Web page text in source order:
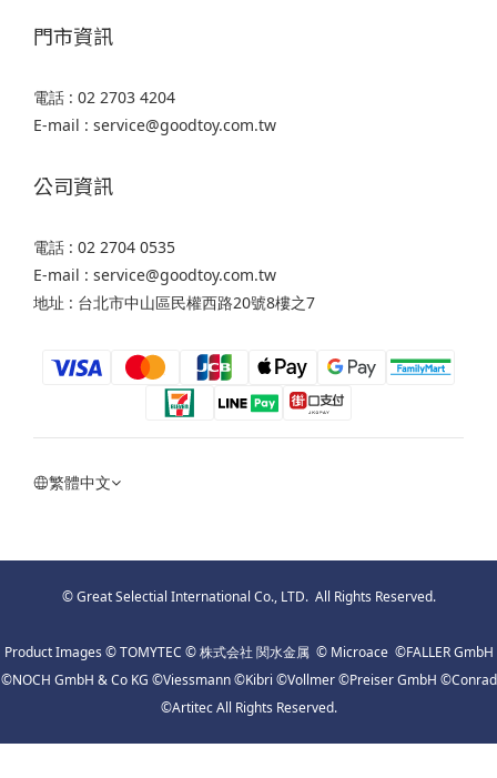
門市資訊
電話 : 02 2703 4204
E-mail : service@goodtoy.com.tw
公司資訊
電話 : 02 2704 0535
E-mail : service@goodtoy.com.tw
地址 : 台北市中山區民權西路20號8樓之7
繁體中文
© Great Selectial International Co., LTD. All Rights Reserved.
Product Images © TOMYTEC © 株式会社 関水金属 © Microace ©FALLER GmbH
©NOCH GmbH & Co KG ©Viessmann ©Kibri ©Vollmer ©Preiser GmbH ©Conrad
©Artitec All Rights Reserved.